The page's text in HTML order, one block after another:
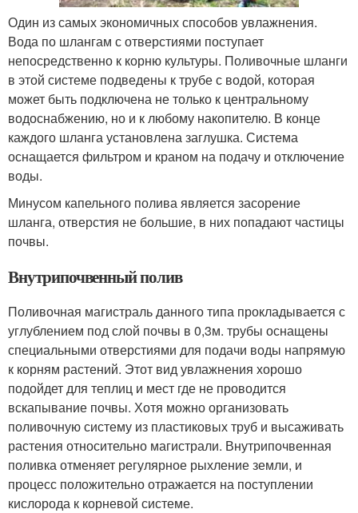
Один из самых экономичных способов увлажнения.
Вода по шлангам с отверстиями поступает
непосредственно к корню культуры. Поливочные шланги
в этой системе подведены к трубе с водой, которая
может быть подключена не только к центральному
водоснабжению, но и к любому накопителю. В конце
каждого шланга установлена заглушка. Система
оснащается фильтром и краном на подачу и отключение
воды.
Минусом капельного полива является засорение
шланга, отверстия не большие, в них попадают частицы
почвы.
Внутрипочвенный полив
Поливочная магистраль данного типа прокладывается с
углублением под слой почвы в 0,3м. трубы оснащены
специальными отверстиями для подачи воды напрямую
к корням растений. Этот вид увлажнения хорошо
подойдет для теплиц и мест где не проводится
вскапывание почвы. Хотя можно организовать
поливочную систему из пластиковых труб и высаживать
растения относительно магистрали. Внутрипочвенная
поливка отменяет регулярное рыхление земли, и
процесс положительно отражается на поступлении
кислорода к корневой системе.